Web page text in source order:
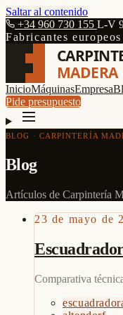
Saltar al contenido
+34 960 730 155 L-V
Fabricantes
MADERA
InicioMáquinasEmpresa
Pide presupuesto
BLOG · CARPINTERÍA
Blog
Artículos de Carpintería
23 de mayo de
Comparativa